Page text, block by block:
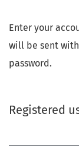
Enter your
will be sent
password.
Registered